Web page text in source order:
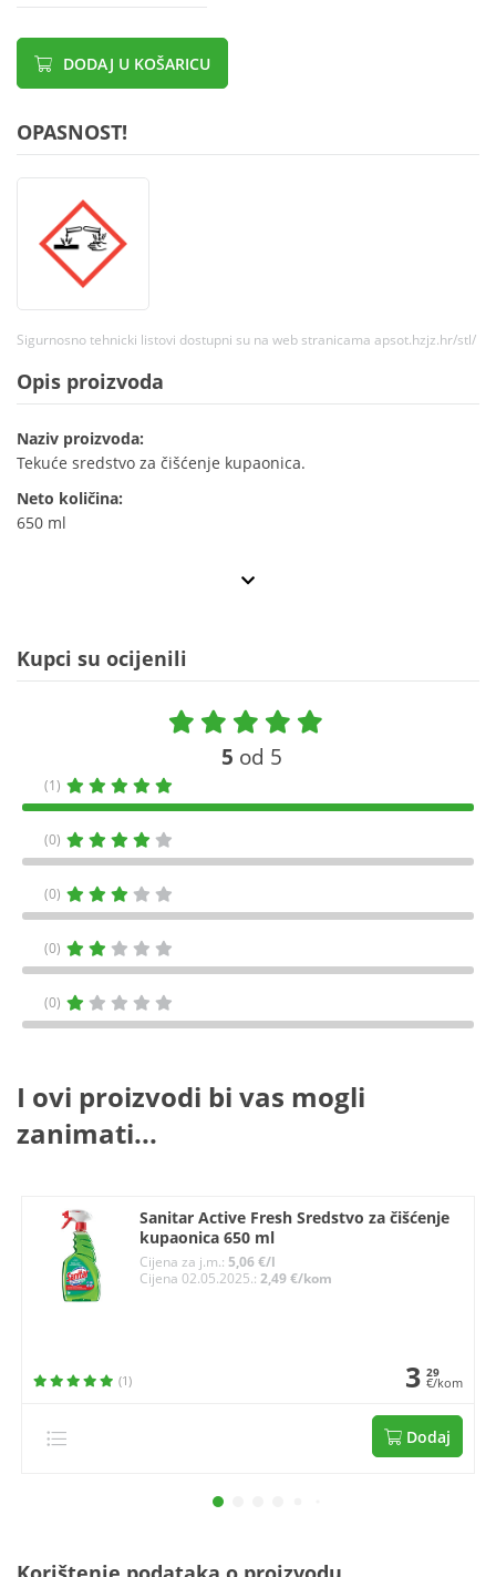
DODAJ U KOŠARICU
OPASNOST!
Sigurnosno tehnicki listovi dostupni su na web stranicama apsot.hzjz.hr/stl/
Opis proizvoda
Naziv proizvoda:
Tekuće sredstvo za čišćenje kupaonica.
Neto količina:
650 ml
Kupci su ocijenili
5 od 5
(1)
(0)
(0)
(0)
(0)
I ovi proizvodi bi vas mogli
zanimati...
Sanitar Active Fresh Sredstvo za čišćenje
kupaonica 650 ml
Cijena za j.m.:5,06 €/l
Cijena 02.05.2025.:2,49 €/kom
(1) 3 29
€/kom
Dodaj